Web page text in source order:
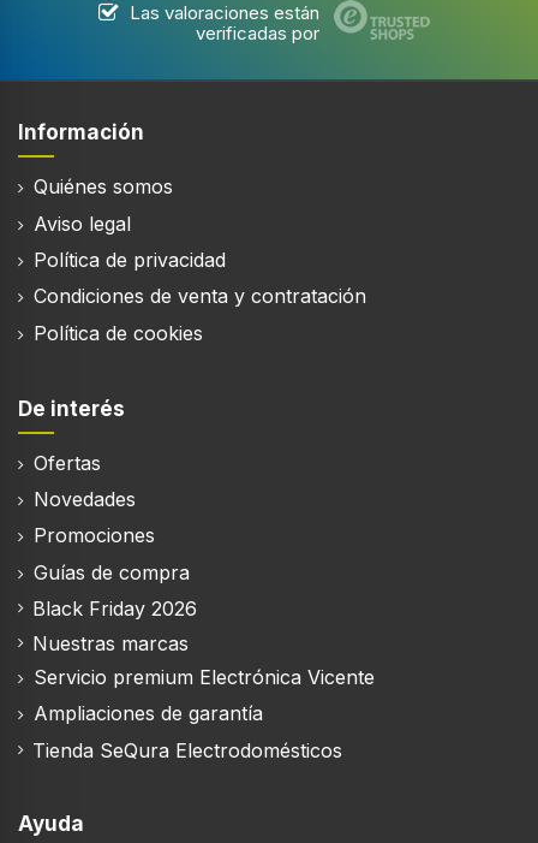
Las valoraciones están
verificadas por
Información
Quiénes somos
Aviso legal
Política de privacidad
Condiciones de venta y contratación
Política de cookies
De interés
Ofertas
Novedades
Promociones
Guías de compra
Black Friday 2026
Nuestras marcas
Servicio premium Electrónica Vicente
Ampliaciones de garantía
Tienda SeQura Electrodomésticos
Ayuda